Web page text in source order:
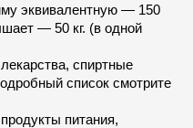
эквивалентную — 150
— 50 кг. (в одной
спиртные
список смотрите
питания,